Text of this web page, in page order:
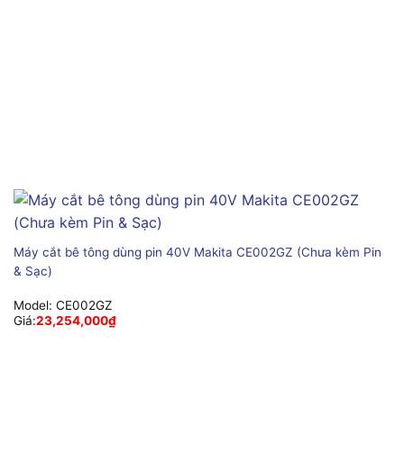
Máy cắt bê tông dùng pin 40V Makita CE002GZ (Chưa kèm Pin
& Sạc)
Model: CE002GZ
Giá:23,254,000₫